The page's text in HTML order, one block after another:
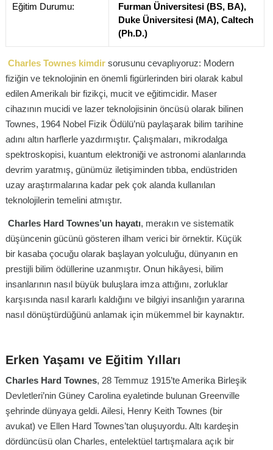
Eğitim Durumu:
Furman Üniversitesi (BS, BA),
Duke Üniversitesi (MA), Caltech
(Ph.D.)
Charles Townes kimdir sorusunu cevaplıyoruz: Modern
fiziğin ve teknolojinin en önemli figürlerinden biri olarak kabul
edilen Amerikalı bir fizikçi, mucit ve eğitimcidir. Maser
cihazının mucidi ve lazer teknolojisinin öncüsü olarak bilinen
Townes, 1964 Nobel Fizik Ödülü’nü paylaşarak bilim tarihine
adını altın harflerle yazdırmıştır. Çalışmaları, mikrodalga
spektroskopisi, kuantum elektroniği ve astronomi alanlarında
devrim yaratmış, günümüz iletişiminden tıbba, endüstriden
uzay araştırmalarına kadar pek çok alanda kullanılan
teknolojilerin temelini atmıştır.
Charles Hard Townes’un hayatı, merakın ve sistematik
düşüncenin gücünü gösteren ilham verici bir örnektir. Küçük
bir kasaba çocuğu olarak başlayan yolculuğu, dünyanın en
prestijli bilim ödüllerine uzanmıştır. Onun hikâyesi, bilim
insanlarının nasıl büyük buluşlara imza attığını, zorluklar
karşısında nasıl kararlı kaldığını ve bilgiyi insanlığın yararına
nasıl dönüştürdüğünü anlamak için mükemmel bir kaynaktır.
Erken Yaşamı ve Eğitim Yılları
Charles Hard Townes, 28 Temmuz 1915’te Amerika Birleşik
Devletleri’nin Güney Carolina eyaletinde bulunan Greenville
şehrinde dünyaya geldi. Ailesi, Henry Keith Townes (bir
avukat) ve Ellen Hard Townes’tan oluşuyordu. Altı kardeşin
dördüncüsü olan Charles, entelektüel tartışmalara açık bir